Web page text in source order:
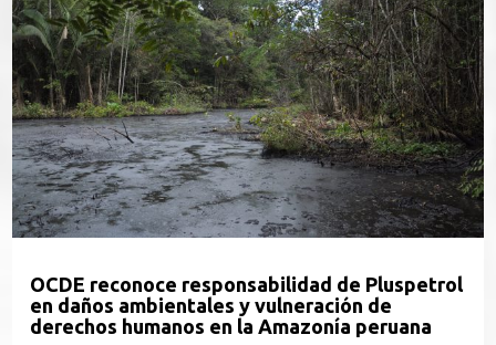
OCDE reconoce responsabilidad de Pluspetrol
en daños ambientales y vulneración de
derechos humanos en la Amazonía peruana